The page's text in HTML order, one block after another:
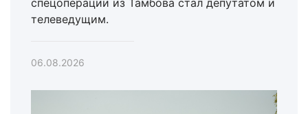
телеведущим.
06.08.2026